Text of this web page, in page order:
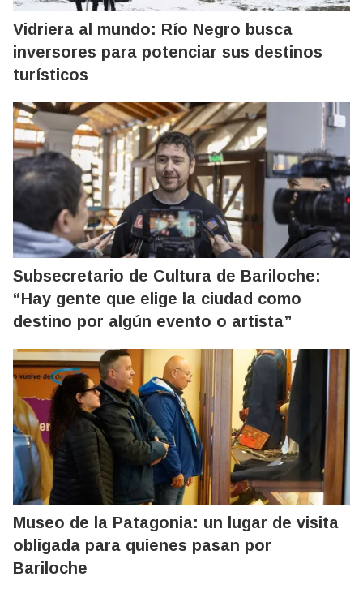
Vidriera al mundo: Río Negro busca
inversores para potenciar sus destinos
turísticos
Subsecretario de Cultura de Bariloche:
“Hay gente que elige la ciudad como
destino por algún evento o artista”
Museo de la Patagonia: un lugar de visita
obligada para quienes pasan por
Bariloche